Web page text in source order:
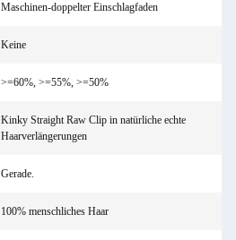
Maschinen-doppelter Einschlagfaden
Keine
>=60%, >=55%, >=50%
Kinky Straight Raw Clip in natürliche echte
Haarverlängerungen
Gerade.
100% menschliches Haar